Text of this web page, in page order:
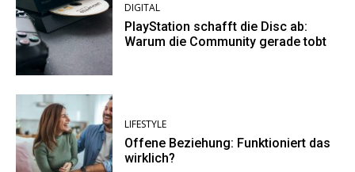
DIGITAL
PlayStation schafft die Disc ab:
Warum die Community gerade tobt
LIFESTYLE
Offene Beziehung: Funktioniert das
wirklich?